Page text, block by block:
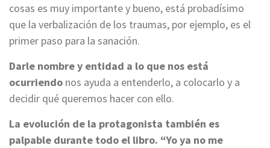
cosas es muy importante y bueno, está probadísimo
que la verbalización de los traumas, por ejemplo, es el
primer paso para la sanación.
Darle nombre y entidad a lo que nos está
ocurriendo nos ayuda a entenderlo, a colocarlo y a
decidir qué queremos hacer con ello.
La evolución de la protagonista también es
palpable durante todo el libro. “Yo ya no me